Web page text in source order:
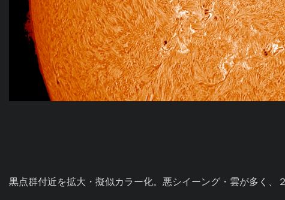
黒点群付近を拡大・擬似カラー化。悪シイーング・雲が多く、